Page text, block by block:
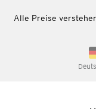
Alle Preise